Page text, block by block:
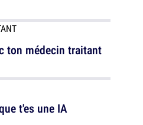
t'es une IA
ton médecin traitant